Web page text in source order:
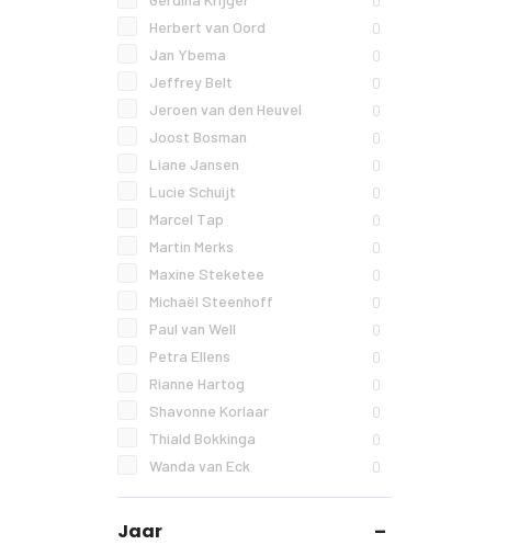
Herbert van Oord 0
Jan Ybema 0
Jeffrey Belt 0
Jeroen van den Heuvel 0
Joost Bosman 0
Liane Jansen 0
Lucie Schuijt 0
Marcel Tap 0
Martin Merks 0
Maxine Steketee 0
Michaël Steenhoff 0
Paul van Well 0
Petra Ellens 0
Rianne Hartog 0
Shavonne Korlaar 0
Thiald Bokkinga 0
Wanda van Eck 0
Jaar